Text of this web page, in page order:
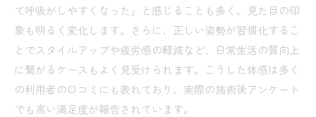
て呼吸がしやすくなった」と感じることも多く、見た目の印
象も明るく変化します。さらに、正しい姿勢が習慣化するこ
とでスタイルアップや疲労感の軽減など、日常生活の質向上
に繋がるケースもよく見受けられます。こうした体感は多く
の利用者の口コミにも表れており、実際の施術後アンケート
でも高い満足度が報告されています。